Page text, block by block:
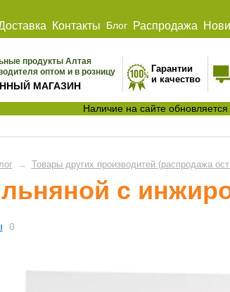
Контакты Блог Распродажа
продукты Алтая
оптом и в розницу
МАГАЗИН
Гарантии
и качество
Наличие на сайте
→ Товары других производитей (распродажа
с
0